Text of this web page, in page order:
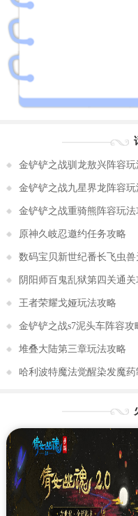
金铲铲之战驯龙敖兴阵容玩
金铲铲之战九星界龙阵容玩
金铲铲之战重骑熊阵容玩法
原神久岐忍邀约任务攻略
数码宝贝新世纪番长飞虫
阴阳师百鬼乱狱第四关通关
王者荣耀戈娅玩法攻略
金铲铲之战s7泥头车阵容攻
堆叠大陆第三章玩法攻略
哈利波特魔法觉醒染发魔药